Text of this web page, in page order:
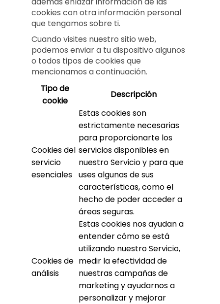
cookies con otra información personal
que tengamos sobre ti.
Cuando visites nuestro sitio web,
podemos enviar a tu dispositivo algunos
o todos tipos de cookies que
mencionamos a continuación.
Tipo de
cookie
Descripción
Cookies del
servicio
esenciales
Estas cookies son
estrictamente necesarias
para proporcionarte los
servicios disponibles en
nuestro Servicio y para que
uses algunas de sus
características, como el
hecho de poder acceder a
áreas seguras.
Cookies de
análisis
Estas cookies nos ayudan a
entender cómo se está
utilizando nuestro Servicio,
medir la efectividad de
nuestras campañas de
marketing y ayudarnos a
personalizar y mejorar